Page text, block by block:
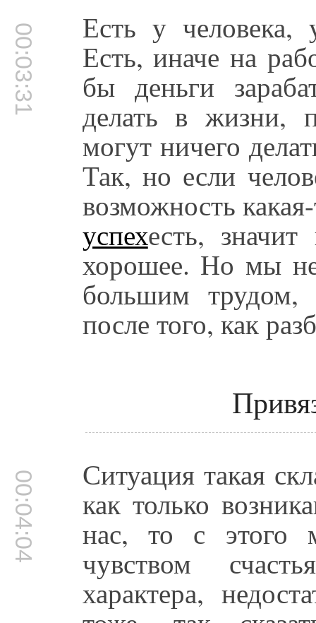
00:03:31 Есть у человека,
Есть, иначе на
бы деньги
делать в жизни,
могут ничего
Так, но если
возможность
успехесть,
хорошее. Но мы
большим
после того, как
00:04:04 Ситуация такая
как только
нас, то с этого
чувством
характера,